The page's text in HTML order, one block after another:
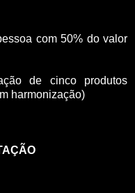
com 50% do valor
de cinco produtos
harmonização)